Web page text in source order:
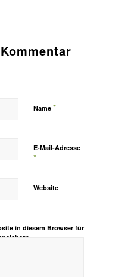
Name *
E-Mail-Adresse
*
Website
in diesem Browser für